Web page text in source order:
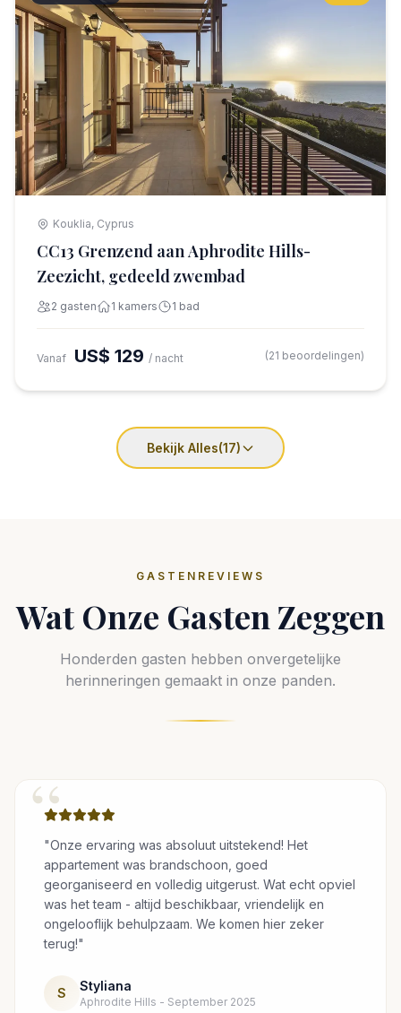
Kouklia, Cyprus
CC13 Grenzend aan Aphrodite Hills-
Zeezicht, gedeeld zwembad
2 gasten 1 kamers 1 bad
Vanaf US$ 129 / nacht (21 beoordelingen)
Bekijk Alles(17)
GASTENREVIEWS
Wat Onze Gasten Zeggen
Honderden gasten hebben onvergetelijke
herinneringen gemaakt in onze panden.
“"Onze ervaring was absoluut uitstekend! Het
appartement was brandschoon, goed
georganiseerd en volledig uitgerust. Wat echt opviel
was het team - altijd beschikbaar, vriendelijk en
ongelooflijk behulpzaam. We komen hier zeker
terug!"
S Styliana
Aphrodite Hills - September 2025